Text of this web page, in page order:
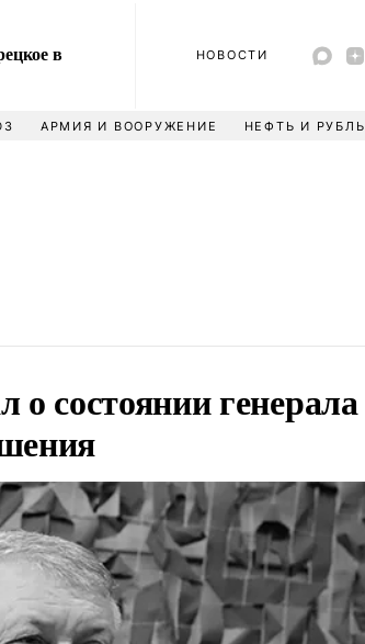
в
НОВОСТИ
АРМИЯ И ВООРУЖЕНИЕ НЕФТЬ И РУБЛЬ
о состоянии генерала